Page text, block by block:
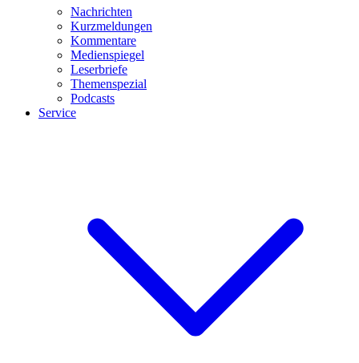
Nachrichten
Kurzmeldungen
Kommentare
Medienspiegel
Leserbriefe
Themenspezial
Podcasts
Service